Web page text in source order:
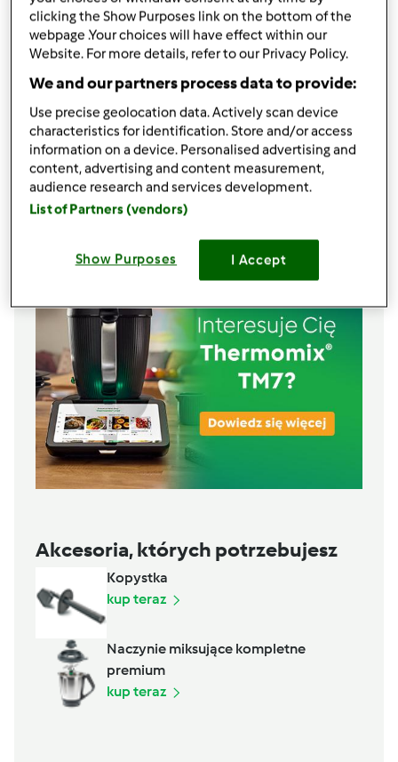
Składniki
100gmleka
150g cukru
1opakowaniamleka w proszku,obojętne, czy
granulowanego czy nie
1opakowaniamargaryna
3łyżkigorzkiego kakao
1garść orzechów laskowych lub migdałów
rodzynki
Akcesoria, których potrzebujesz
Kopystka
kup teraz
Naczynie miksujące kompletne
premium
kup teraz
clicking the Show Purposes link on the bottom of the
webpage .Your choices will have effect within our
Website. For more details, refer to our Privacy Policy.
We and our partners process data to provide:
Use precise geolocation data. Actively scan device
characteristics for identification. Store and/or access
information on a device. Personalised advertising and
content, advertising and content measurement,
audience research and services development.
List of Partners (vendors)
Show Purposes I Accept